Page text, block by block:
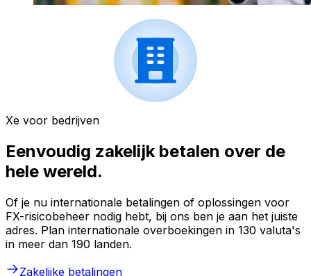
Xe voor bedrijven
Eenvoudig zakelijk betalen over de
hele wereld.
Of je nu internationale betalingen of oplossingen voor
FX-risicobeheer nodig hebt, bij ons ben je aan het juiste
adres. Plan internationale overboekingen in 130 valuta's
in meer dan 190 landen.
Zakelijke betalingen